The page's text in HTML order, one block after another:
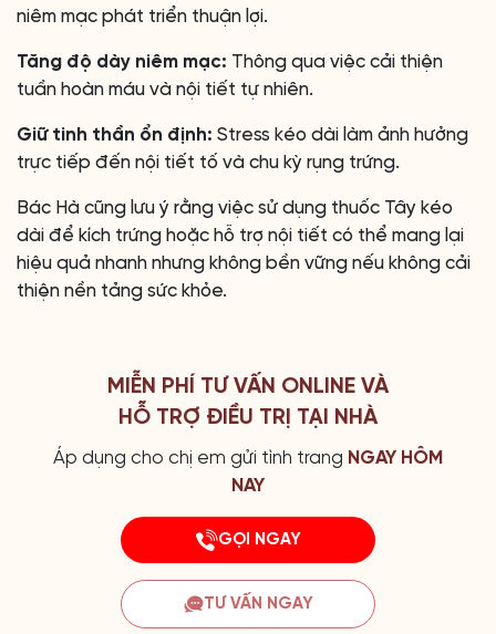
niêm mạc phát triển thuận lợi.
Tăng độ dày niêm mạc: Thông qua việc cải thiện
tuần hoàn máu và nội tiết tự nhiên.
Giữ tinh thần ổn định: Stress kéo dài làm ảnh hưởng
trực tiếp đến nội tiết tố và chu kỳ rụng trứng.
Bác Hà cũng lưu ý rằng việc sử dụng thuốc Tây kéo
dài để kích trứng hoặc hỗ trợ nội tiết có thể mang lại
hiệu quả nhanh nhưng không bền vững nếu không cải
thiện nền tảng sức khỏe.
MIỄN PHÍ TƯ VẤN ONLINE VÀ
HỖ TRỢ ĐIỀU TRỊ TẠI NHÀ
Áp dụng cho chị em gửi tình trang NGAY HÔM
NAY
GỌI NGAY
TƯ VẤN NGAY